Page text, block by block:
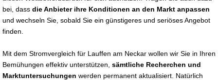
bei, dass die Anbieter ihre Konditionen an den Markt anpassen
und wechseln Sie, sobald Sie ein günstigeres und seriöses Angebot
finden.
Mit dem Stromvergleich für Lauffen am Neckar wollen wir Sie in Ihren
Bemühungen effektiv unterstützen, sämtliche Recherchen und
Marktuntersuchungen werden permanent aktualisiert. Natürlich